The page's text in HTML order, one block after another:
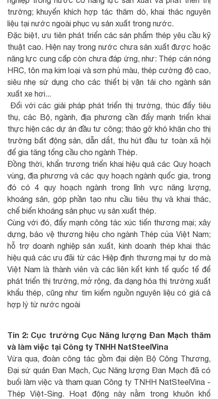
trường; khuyến khích hợp tác thăm dò, khai thác nguyên
liệu tại nước ngoài phục vụ sản xuất trong nước.
Đặc biệt, ưu tiên phát triển các sản phẩm thép yêu cầu kỹ
thuật cao. Hiện nay trong nước chưa sản xuất được hoặc
năng lực cung cấp còn chưa đáp ứng, như: Thép cán nóng
HRC, tôn mạ kim loại và sơn phủ màu, thép cường độ cao,
siêu nhẹ sử dụng cho các thiết bị vận tải cho ngành sản
xuất xe hơi...
Đối với các giải pháp phát triển thị trường, thúc đẩy tiêu
thụ, các Bộ, ngành, địa phương cần đẩy mạnh triển khai
thực hiện các dự án đầu tư công; tháo gỡ khó khăn cho thị
trường bất động sản, dẫn dắt, thu hút đầu tư toàn xã hội
để gia tăng tổng cầu cho ngành Thép.
Đồng thời, khẩn trương triển khai hiệu quả các Quy hoạch
vùng, địa phương và các quy hoạch ngành quốc gia, trong
đó có 4 quy hoạch ngành trong lĩnh vực năng lượng,
khoáng sản, góp phần tạo nhu cầu tiêu thụ và khai thác,
chế biến khoáng sản phục vụ sản xuất thép.
Cùng với đó, đẩy mạnh công tác xúc tiến thương mại; xây
dựng, bảo vệ thương hiệu cho ngành Thép của Việt Nam;
hỗ trợ doanh nghiệp sản xuất, kinh doanh thép khai thác
hiệu quả các ưu đãi từ các Hiệp định thương mại tự do mà
Việt Nam là thành viên và các liên kết kinh tế quốc tế để
phát triển thị trường, mở rộng, đa dạng hóa thị trường xuất
khẩu thép, cũng như tìm kiếm nguồn nguyên liệu có giá cả
hợp lý từ nước ngoài
Tin 2: Cục trưởng Cục Năng lượng Đan Mạch thăm
và làm việc tại Công ty TNHH NatSteelVina
Vừa qua, đoàn công tác gồm đại diện Bộ Công Thương,
Đại sứ quán Đan Mạch, Cục Năng lượng Đan Mạch đã có
buổi làm việc và tham quan Công ty TNHH NatSteelVina -
Thép Việt-Sing. Hoạt động này nằm trong khuôn khổ